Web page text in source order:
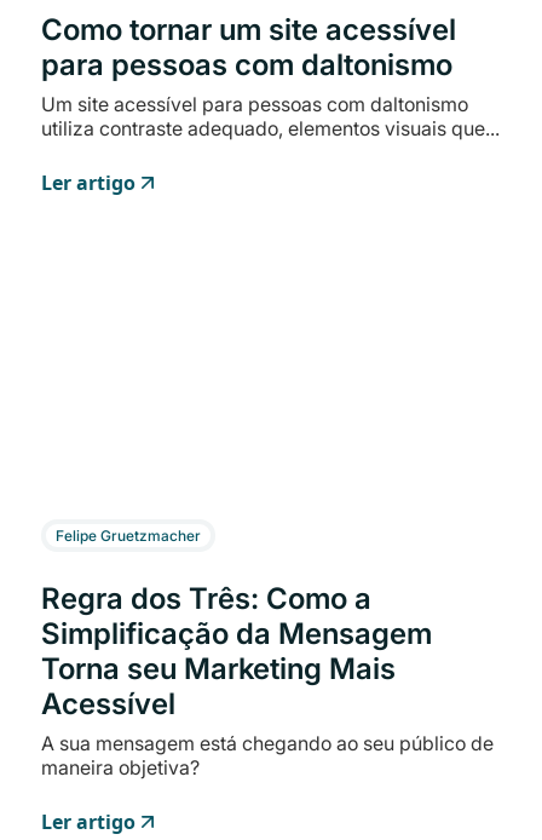
Como tornar um site acessível
para pessoas com daltonismo
Um site acessível para pessoas com daltonismo
utiliza contraste adequado, elementos visuais que...
Ler artigo
Felipe Gruetzmacher
Regra dos Três: Como a
Simplificação da Mensagem
Torna seu Marketing Mais
Acessível
A sua mensagem está chegando ao seu público de
maneira objetiva?
Ler artigo